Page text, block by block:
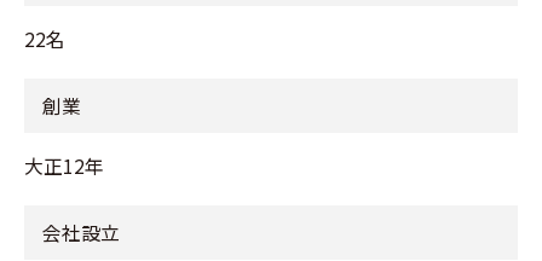
22名
創業
大正12年
会社設立